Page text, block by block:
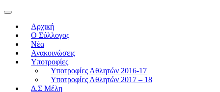
Αρχική
O Σύλλογος
Νέα
Ανακοινώσεις
Υποτροφίες
Υποτροφίες Αθλητών 2016-17
Υποτροφίες Αθλητών 2017 – 18
Δ.Σ Μέλη